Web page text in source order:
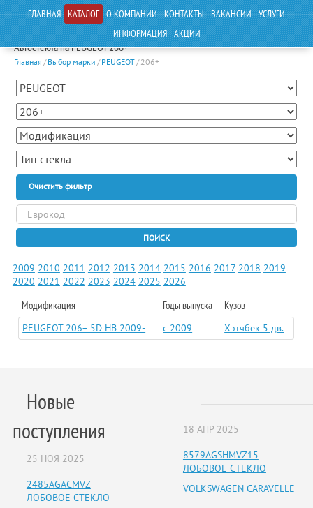
ГЛАВНАЯ КАТАЛОГ О КОМПАНИИ КОНТАКТЫ ВАКАНСИИ УСЛУГИ
ИНФОРМАЦИЯ АКЦИИ
Автостекла на PEUGEOT 206+
Главная / Выбор марки / PEUGEOT/ 206+
Очистить фильтр
ПОИСК
2009 2010 2011 2012 2013 2014 2015 2016 2017 2018 2019
2020 2021 2022 2023 2024 2025 2026
Модификация Годы выпуска Кузов
PEUGEOT 206+ 5D HB 2009- c 2009 Хэтчбек 5 дв.
Новые
поступления
25 НОЯ 2025
2485AGACMVZ
ЛОБОВОЕ СТЕКЛО
18 АПР 2025
8579AGSHMVZ15
ЛОБОВОЕ СТЕКЛО
VOLKSWAGEN CARAVELLE